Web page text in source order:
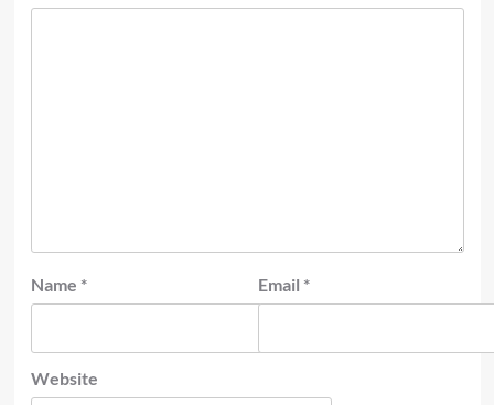
Name * Email *
Website